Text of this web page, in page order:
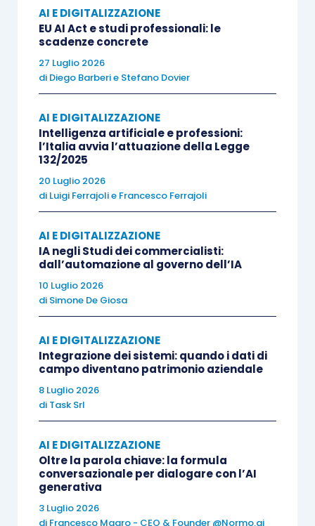
ottimizzare i task singoli
soggettiridisegnano i processi partendo dal
risultato che vogliono ottenere
dovrà essere la
semplicemente al vecchio processocon
qualche passaggio automatizzato in più.
Prendiamo, ad esempio, lagestione di una
pratica, dall’arrivo del cliente alla consegna
dell’elaborato finale. In quasi ogni studio è
un’attività che richiede unadozzina di passaggi
memoria del
collaboratoreche la segue e non c’è un modo
semplice per sapere a che punto siain tempo
reale.
Se ci si innesta l’AI come un corpo estraneo,
possibile accelerare qualche passaggio
problema strutturale permane.
Se, invece, siridisegna il processosapendo che
l’AI puògestire i passaggi ripetitivi ,tracciare lo
stato di ogni pratica
automatico il fascicolo, pronto per essere preso
AI E DIGITALIZZAZIONE
EU AI Act e studi professionali: le
scadenze concrete
27 Luglio 2026
di Diego Barberie Stefano Dovier
AI E DIGITALIZZAZIONE
Intelligenza artificiale e professioni:
l’Italia avvia l’attuazione della Legge
132/2025
20 Luglio 2026
di Luigi Ferrajolie Francesco Ferrajoli
AI E DIGITALIZZAZIONE
IA negli Studi dei commercialisti:
dall’automazione al governo dell’IA
10 Luglio 2026
di Simone De Giosa
AI E DIGITALIZZAZIONE
Integrazione dei sistemi: quando i dati di
campo diventano patrimonio aziendale
8 Luglio 2026
di Task Srl
AI E DIGITALIZZAZIONE
Oltre la parola chiave: la formula
conversazionale per dialogare con l’AI
generativa
3 Luglio 2026
di Francesco Magro - CEO & Founder @Normo.ai